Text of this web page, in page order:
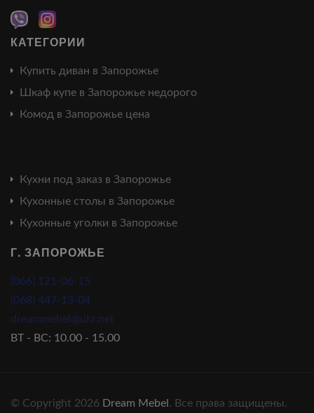
КАТЕГОРИИ
Купить диван в Запорожье
Шкаф купе в Запорожье недорого
Комод в Запорожье цена
Кухни под заказ в Запорожье
Кухонные столы в Запорожье
Кухонные уголки в Запорожье
Г. ЗАПОРОЖЬЕ
(066) 121-06-15
(068) 447-13-04
dreammebel@ukr.net
ВТ - ВС: 10.00 - 15.00
© Copyright 2026 Dream Mebel . Все права защищены.